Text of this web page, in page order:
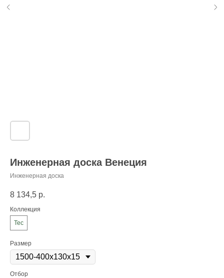
Инженерная доска Венеция
Инженерная доска
8 134,5 р.
Коллекция
Тес
Размер
Отбор